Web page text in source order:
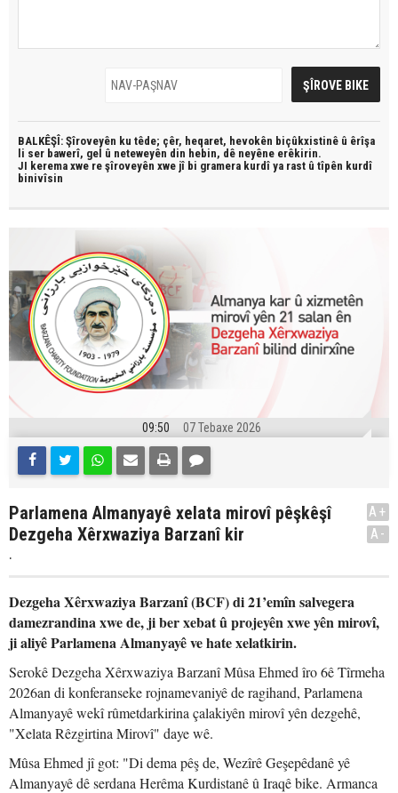
BALKÊŞÎ: Şîroveyên ku têde; çêr, heqaret, hevokên biçûkxistinê û êrîşa
li ser bawerî, gel û neteweyên din hebin, dê neyêne erêkirin.
JI kerema xwe re şîroveyên xwe jî bi gramera kurdî ya rast û tîpên kurdî
binivîsin
09:50 07 Tebaxe 2026
Parlamena Almanyayê xelata mirovî pêşkêşî
Dezgeha Xêrxwaziya Barzanî kir
.
A+
A-
Dezgeha Xêrxwaziya Barzanî (BCF) di 21’emîn salvegera
damezrandina xwe de, ji ber xebat û projeyên xwe yên mirovî,
ji aliyê Parlamena Almanyayê ve hate xelatkirin.
Serokê Dezgeha Xêrxwaziya Barzanî Mûsa Ehmed îro 6ê Tîrmeha
2026an di konferanseke rojnamevaniyê de ragihand, Parlamena
Almanyayê wekî rûmetdarkirina çalakiyên mirovî yên dezgehê,
"Xelata Rêzgirtina Mirovî" daye wê.
Mûsa Ehmed jî got: "Di dema pêş de, Wezîrê Geşepêdanê yê
Almanyayê dê serdana Herêma Kurdistanê û Iraqê bike. Armanca